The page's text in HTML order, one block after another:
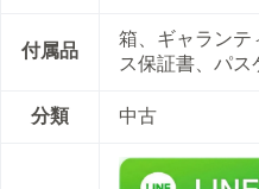
付属品
箱、ギャランテ
ス保証書、パス
分類 中古